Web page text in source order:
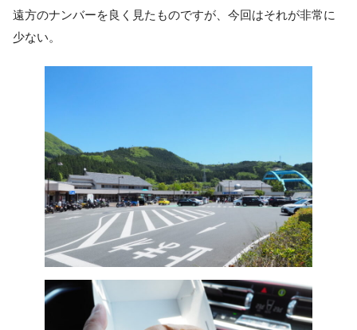
遠方のナンバーを良く見たものですが、今回はそれが非常に
少ない。